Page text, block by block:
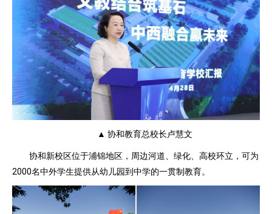
▲ 协和教育总校长卢慧文
协和新校区位于浦锦地区，周边河道、绿化、高校环立，可为
2000名中外学生提供从幼儿园到中学的一贯制教育。